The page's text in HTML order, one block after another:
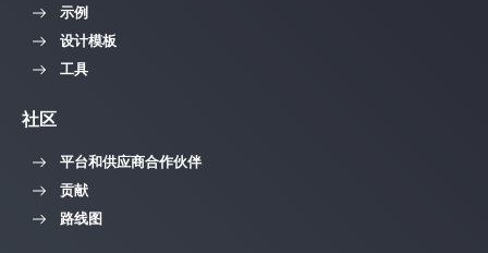
示例
设计模板
工具
社区
平台和供应商合作伙伴
贡献
路线图